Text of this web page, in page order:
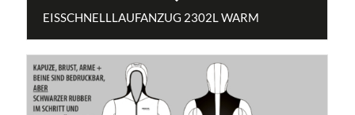
EISSCHNELLLAUFANZUG 2302L WARM